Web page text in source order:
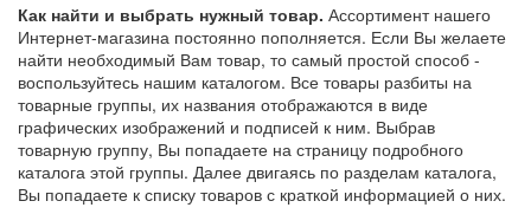
Как найти и выбрать нужный товар. Ассортимент нашего
Интернет-магазина постоянно пополняется. Если Вы желаете
найти необходимый Вам товар, то самый простой способ -
воспользуйтесь нашим каталогом. Все товары разбиты на
товарные группы, их названия отображаются в виде
графических изображений и подписей к ним. Выбрав
товарную группу, Вы попадаете на страницу подробного
каталога этой группы. Далее двигаясь по разделам каталога,
Вы попадаете к списку товаров с краткой информацией о них.